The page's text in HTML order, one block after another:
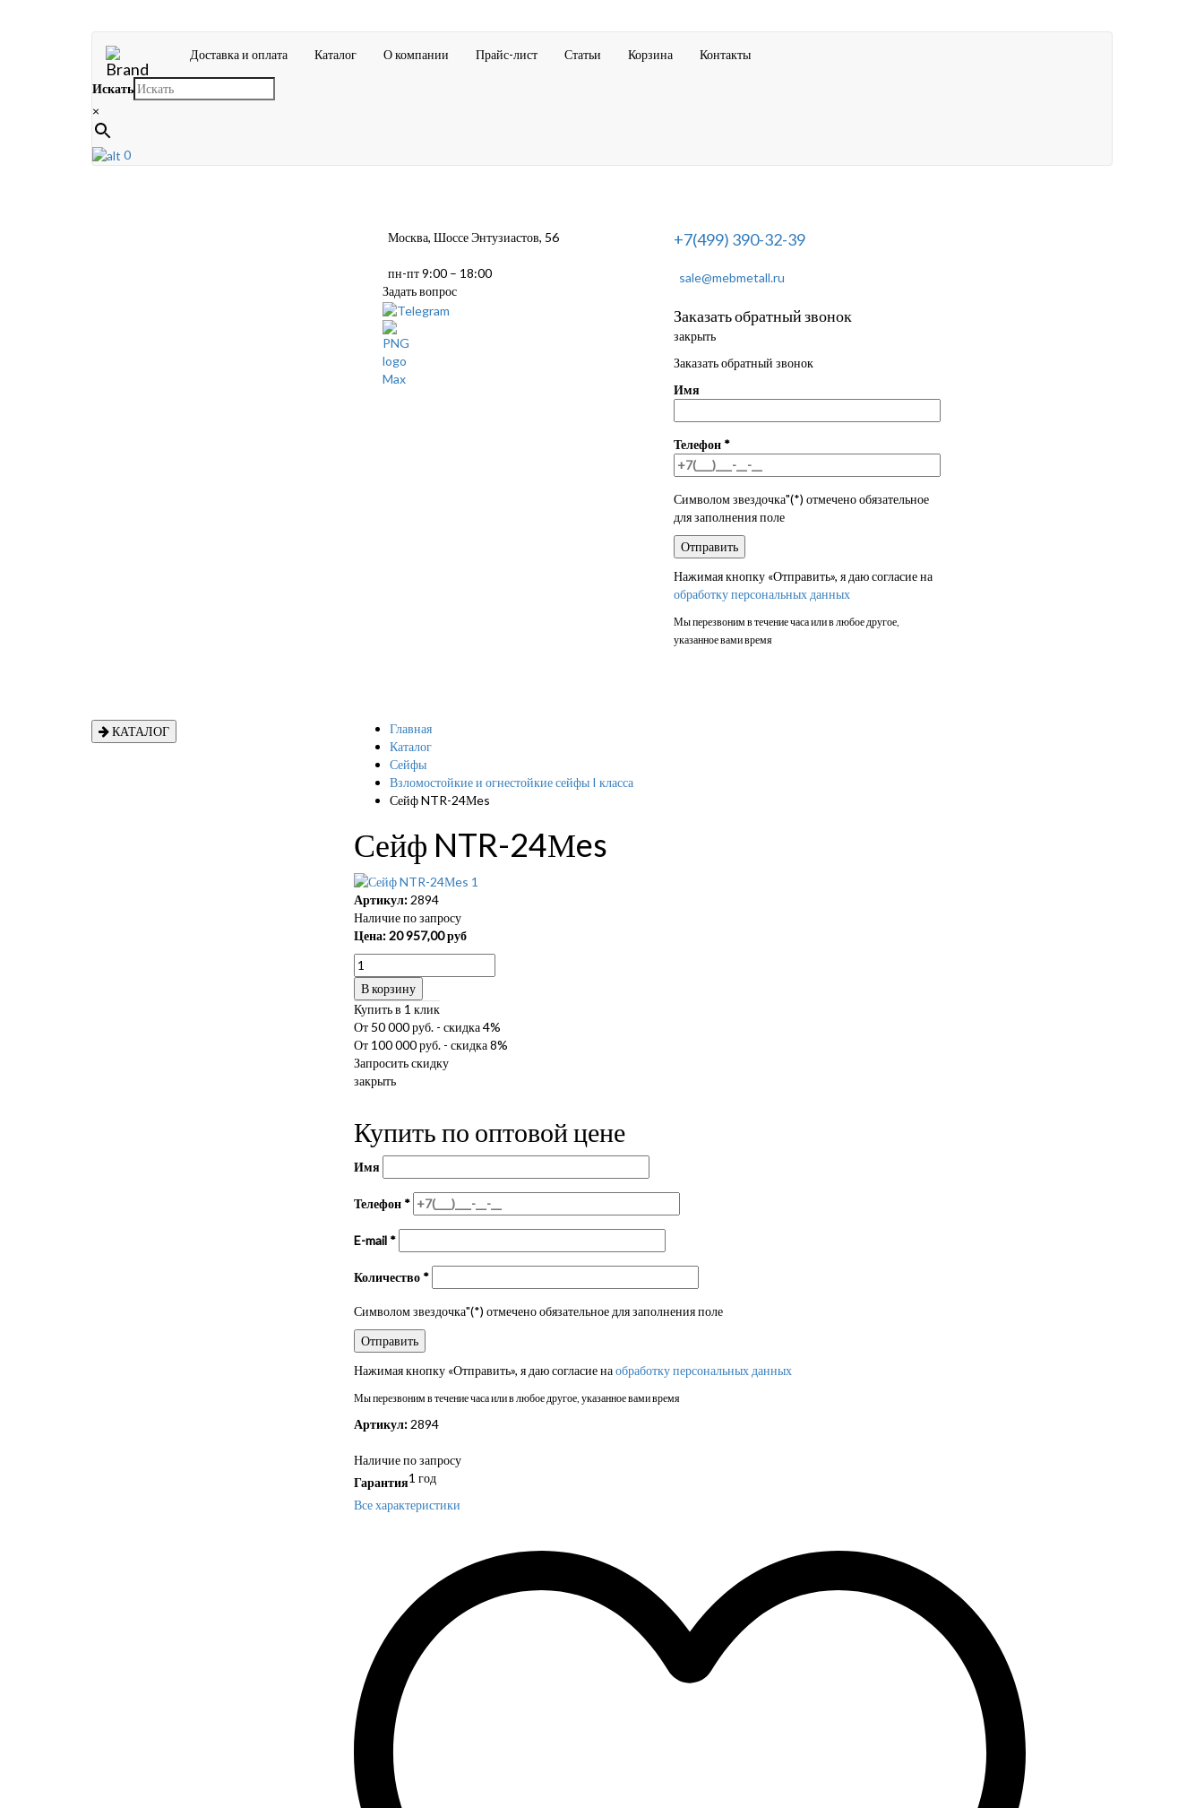
Доставка и оплата Каталог О компании Прайс-лист Статьи Корзина Контакты
Искать
×
0
Москва, Шоссе Энтузиастов, 56
пн-пт 9:00 – 18:00
Задать вопрос
+7(499) 390-32-39
sale@mebmetall.ru
Заказать обратный звонок
закрыть
Заказать обратный звонок
Имя
Телефон *
Символом звездочка"(*) отмечено обязательное
для заполнения поле
Нажимая кнопку «Отправить», я даю согласие на
обработку персональных данных
Мы перезвоним в течение часа или в любое другое,
указанное вами время
КАТАЛОГ
Главная
Каталог
Сейфы
Взломостойкие и огнестойкие сейфы I класса
Сейф NTR-24Мes
Сейф NTR-24Мes
Артикул:2894
Наличие по запросу
Цена:20 957,00руб
В корзину
Купить в 1 клик
От 50 000 руб. - скидка 4%
От 100 000 руб. - скидка 8%
Запросить скидку
закрыть
Купить по оптовой цене
Имя
Телефон *
E-mail *
Количество *
Символом звездочка"(*) отмечено обязательное для заполнения поле
Нажимая кнопку «Отправить», я даю согласие наобработку персональных данных
Мы перезвоним в течение часа или в любое другое, указанное вами время
Артикул:2894
Наличие по запросу
Гарантия1 год
Все характеристики